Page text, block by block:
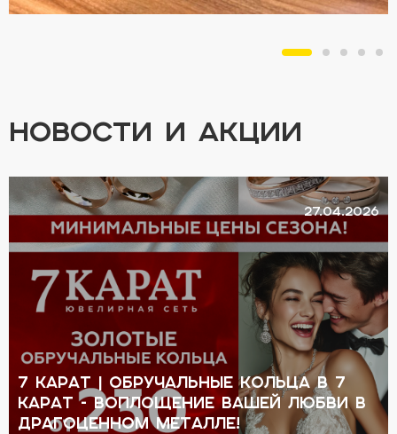
НОВОСТИ И АКЦИИ
27.04.2026
7 КАРАТ | Обручальные кольца в 7
КАРАТ - воплощение вашей любви в
драгоценном металле!